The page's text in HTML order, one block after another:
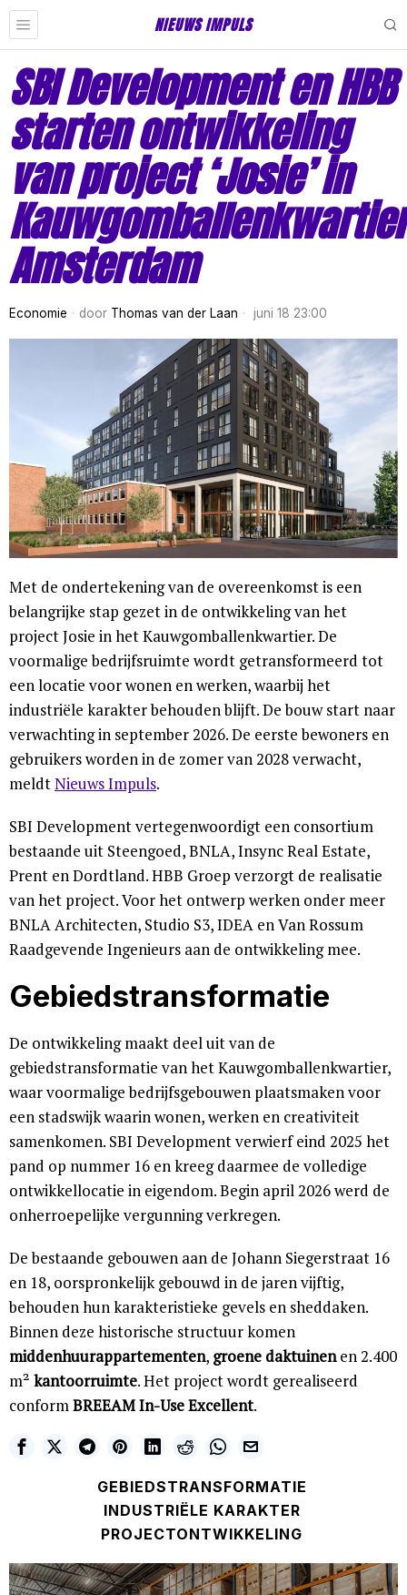
NIEUWS IMPULS
SBI Development en HBB
starten ontwikkeling
van project ‘Josie’ in
Kauwgomballenkwartier
Amsterdam
Economie door Thomas van der Laan juni 18 23:00
Met de ondertekening van de overeenkomst is een
belangrijke stap gezet in de ontwikkeling van het
project Josie in het Kauwgomballenkwartier. De
voormalige bedrijfsruimte wordt getransformeerd tot
een locatie voor wonen en werken, waarbij het
industriële karakter behouden blijft. De bouw start naar
verwachting in september 2026. De eerste bewoners en
gebruikers worden in de zomer van 2028 verwacht,
meldtNieuws Impuls.
SBI Development vertegenwoordigt een consortium
bestaande uit Steengoed, BNLA, Insync Real Estate,
Prent en Dordtland. HBB Groep verzorgt de realisatie
van het project. Voor het ontwerp werken onder meer
BNLA Architecten, Studio S3, IDEA en Van Rossum
Raadgevende Ingenieurs aan de ontwikkeling mee.
Gebiedstransformatie
De ontwikkeling maakt deel uit van de
gebiedstransformatie van het Kauwgomballenkwartier,
waar voormalige bedrijfsgebouwen plaatsmaken voor
een stadswijk waarin wonen, werken en creativiteit
samenkomen. SBI Development verwierf eind 2025 het
pand op nummer 16 en kreeg daarmee de volledige
ontwikkellocatie in eigendom. Begin april 2026 werd de
onherroepelijke vergunning verkregen.
De bestaande gebouwen aan de Johann Siegerstraat 16
en 18, oorspronkelijk gebouwd in de jaren vijftig,
behouden hun karakteristieke gevels en sheddaken.
Binnen deze historische structuur komen
middenhuurappartementen, groene daktuinenen 2.400
m² kantoorruimte. Het project wordt gerealiseerd
conformBREEAM In-Use Excellent.
GEBIEDSTRANSFORMATIE
INDUSTRIËLE KARAKTER
PROJECTONTWIKKELING